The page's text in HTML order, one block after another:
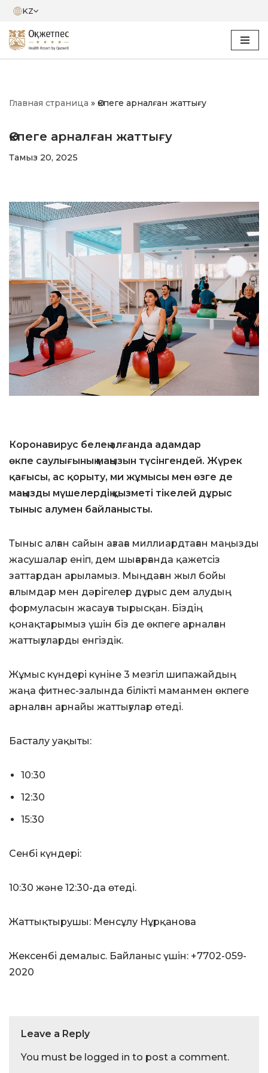
Skip
to
KZ
Главная страница » Өкпеге арналған жаттығу
Өкпеге арналған жаттығу
Тамыз 20, 2025
Коронавирус белең алғанда адамдар
өкпе саулығының маңызын түсінгендей. Жүрек
қағысы, ас қорыту, ми жұмысы мен өзге де
маңызды мүшелердің қызметі тікелей дұрыс
тыныс алумен байланысты.
Тыныс алған сайын ағзаға миллиардтаған маңызды
жасушалар еніп, дем шығарғанда қажетсіз
заттардан арыламыз. Мыңдаған жыл бойы
ғалымдар мен дәрігелер дұрыс дем алудың
формуласын жасауға тырысқан. Біздің
қонақтарымыз үшін біз де өкпеге арналған
жаттығуларды енгіздік.
Жұмыс күндері күніне 3 мезгіл шипажайдың
жаңа фитнес-залында білікті маманмен өкпеге
арналған арнайы жаттығулар өтеді.
Басталу уақыты:
10:30
12:30
15:30
Сенбі күндері:
10:30 және 12:30-да өтеді.
Жаттықтырушы: Менсұлу Нұрқанова
Жексенбі демалыс. Байланыс үшін: +7702-059-
2020
Leave a Reply
You must be logged in to post a comment.